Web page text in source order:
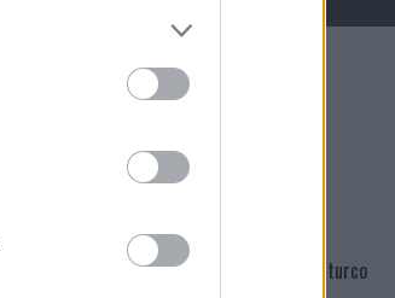
di
Mario Malu
Paolo Pinna
Martina Agostina Diturco